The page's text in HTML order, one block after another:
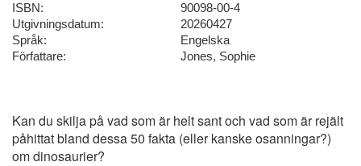
ISBN:
90098-00-4
Utgivningsdatum:
20260427
Språk:
Engelska
Författare:
Jones, Sophie
Kan du skilja på vad som är helt sant och vad som är rejält
påhittat bland dessa 50 fakta (eller kanske osanningar?)
om dinosaurier?